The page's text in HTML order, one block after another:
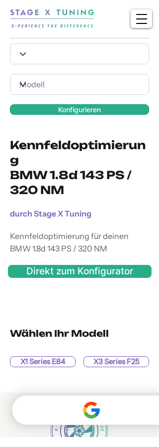
Konfigurieren
Kennfeldoptimierun
g
BMW 1.8d 143 PS /
320 NM
durch Stage X Tuning
Kennfeldoptimierung für deinen
BMW 1.8d 143 PS / 320 NM
Direkt zum Konfigurator
Wählen Ihr Modell
X1 Series E84 X3 Series F25